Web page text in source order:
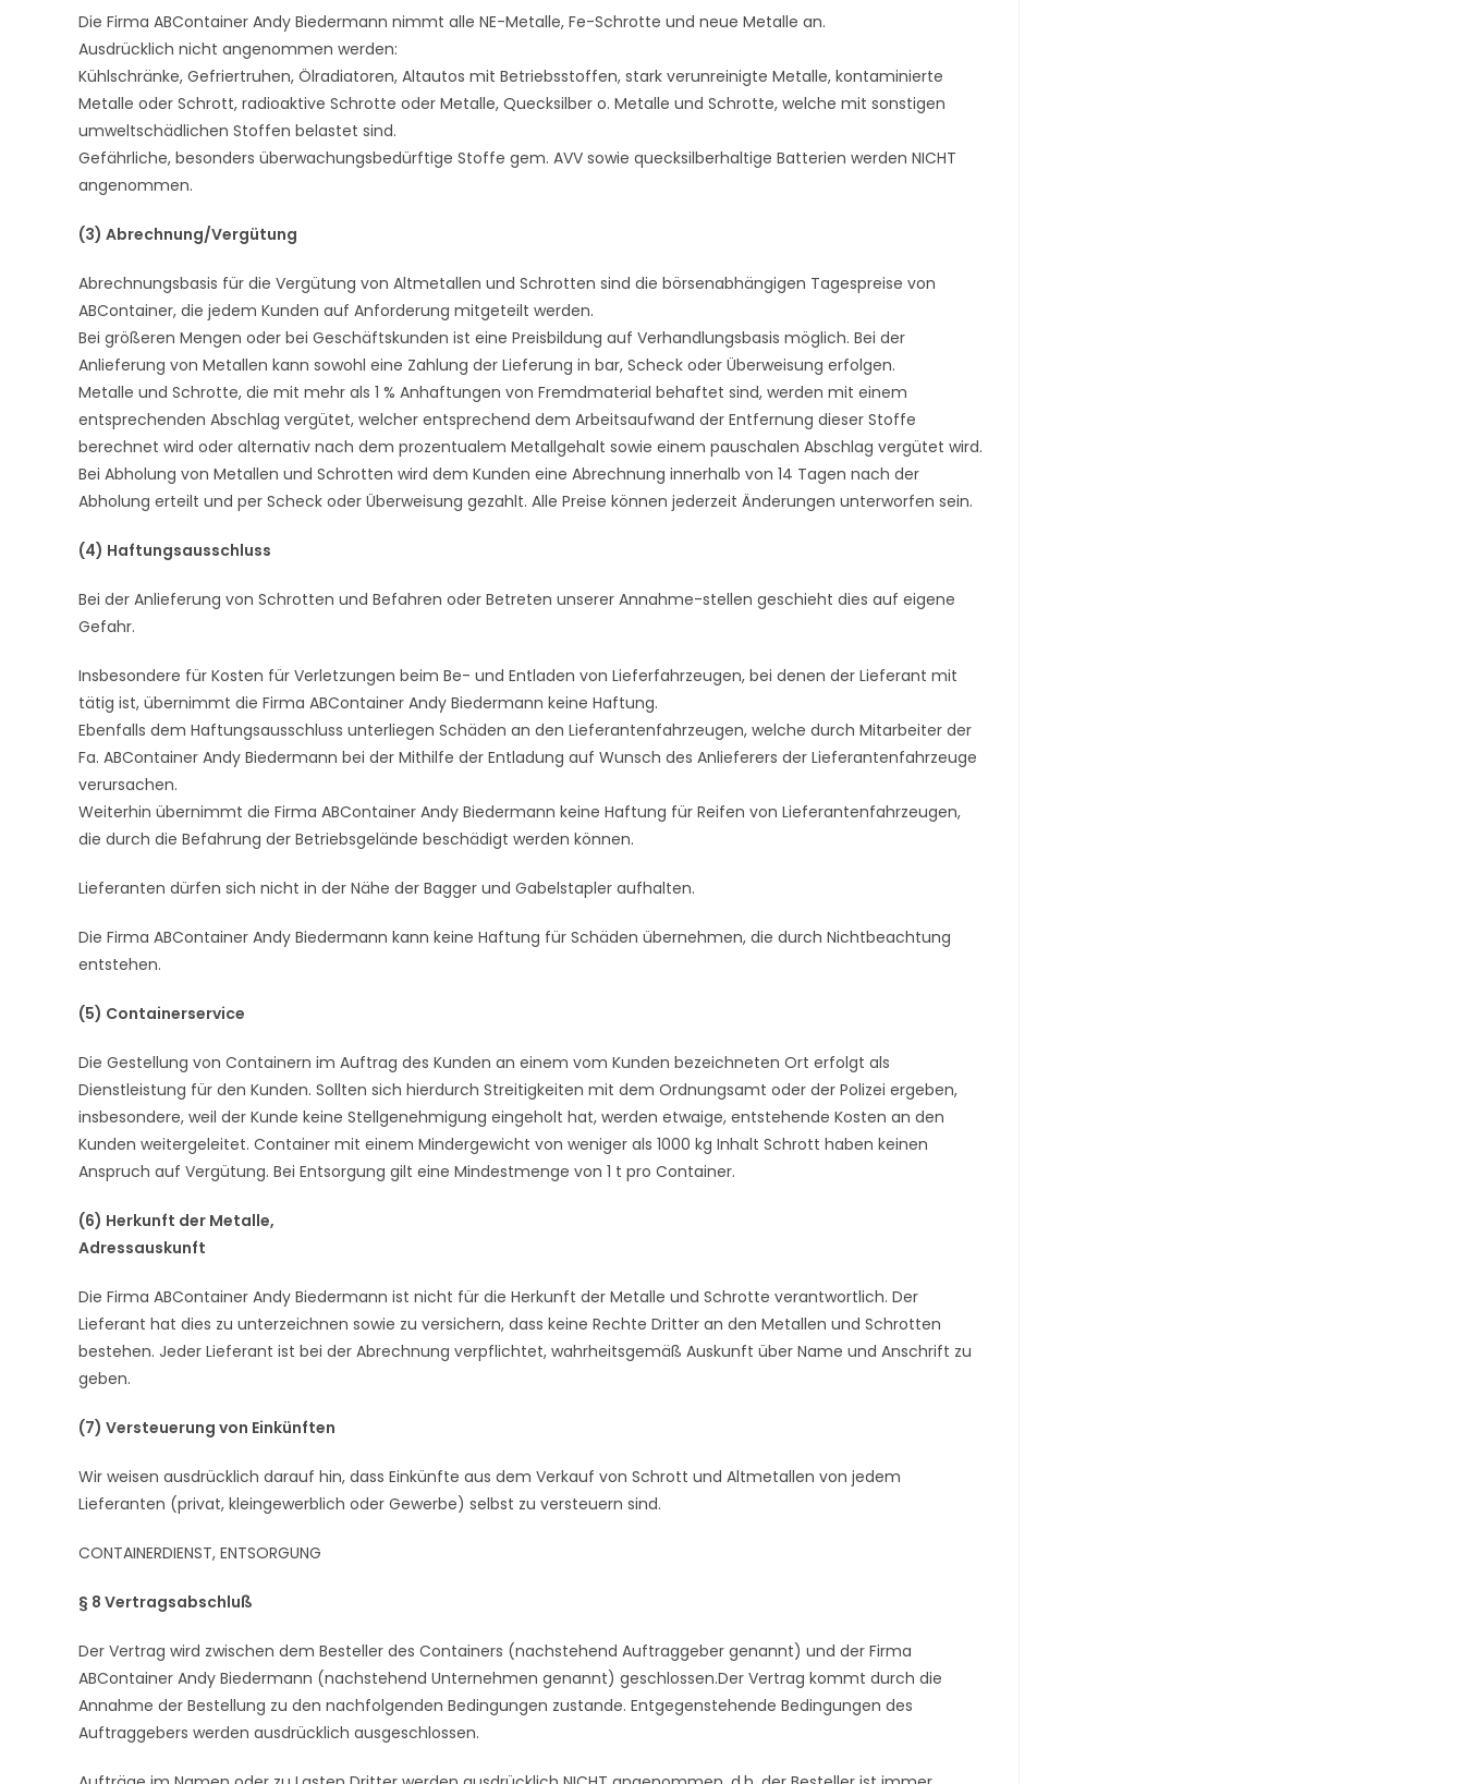
Die Firma ABContainer Andy Biedermann nimmt alle NE-Metalle, Fe-Schrotte und neue Metalle an.
Ausdrücklich nicht angenommen werden:
Kühlschränke, Gefriertruhen, Ölradiatoren, Altautos mit Betriebsstoffen, stark verunreinigte Metalle, kontaminierte
Metalle oder Schrott, radioaktive Schrotte oder Metalle, Quecksilber o. Metalle und Schrotte, welche mit sonstigen
umweltschädlichen Stoffen belastet sind.
Gefährliche, besonders überwachungsbedürftige Stoffe gem. AVV sowie quecksilberhaltige Batterien werden NICHT
angenommen.
(3) Abrechnung/Vergütung
Abrechnungsbasis für die Vergütung von Altmetallen und Schrotten sind die börsenabhängigen Tagespreise von
ABContainer, die jedem Kunden auf Anforderung mitgeteilt werden.
Bei größeren Mengen oder bei Geschäftskunden ist eine Preisbildung auf Verhandlungsbasis möglich. Bei der
Anlieferung von Metallen kann sowohl eine Zahlung der Lieferung in bar, Scheck oder Überweisung erfolgen.
Metalle und Schrotte, die mit mehr als 1 % Anhaftungen von Fremdmaterial behaftet sind, werden mit einem
entsprechenden Abschlag vergütet, welcher entsprechend dem Arbeitsaufwand der Entfernung dieser Stoffe
berechnet wird oder alternativ nach dem prozentualem Metallgehalt sowie einem pauschalen Abschlag vergütet wird.
Bei Abholung von Metallen und Schrotten wird dem Kunden eine Abrechnung innerhalb von 14 Tagen nach der
Abholung erteilt und per Scheck oder Überweisung gezahlt. Alle Preise können jederzeit Änderungen unterworfen sein.
(4) Haftungsausschluss
Bei der Anlieferung von Schrotten und Befahren oder Betreten unserer Annahme-stellen geschieht dies auf eigene
Gefahr.
Insbesondere für Kosten für Verletzungen beim Be- und Entladen von Lieferfahrzeugen, bei denen der Lieferant mit
tätig ist, übernimmt die Firma ABContainer Andy Biedermann keine Haftung.
Ebenfalls dem Haftungsausschluss unterliegen Schäden an den Lieferantenfahrzeugen, welche durch Mitarbeiter der
Fa. ABContainer Andy Biedermann bei der Mithilfe der Entladung auf Wunsch des Anlieferers der Lieferantenfahrzeuge
verursachen.
Weiterhin übernimmt die Firma ABContainer Andy Biedermann keine Haftung für Reifen von Lieferantenfahrzeugen,
die durch die Befahrung der Betriebsgelände beschädigt werden können.
Lieferanten dürfen sich nicht in der Nähe der Bagger und Gabelstapler aufhalten.
Die Firma ABContainer Andy Biedermann kann keine Haftung für Schäden übernehmen, die durch Nichtbeachtung
entstehen.
(5) Containerservice
Die Gestellung von Containern im Auftrag des Kunden an einem vom Kunden bezeichneten Ort erfolgt als
Dienstleistung für den Kunden. Sollten sich hierdurch Streitigkeiten mit dem Ordnungsamt oder der Polizei ergeben,
insbesondere, weil der Kunde keine Stellgenehmigung eingeholt hat, werden etwaige, entstehende Kosten an den
Kunden weitergeleitet. Container mit einem Mindergewicht von weniger als 1000 kg Inhalt Schrott haben keinen
Anspruch auf Vergütung. Bei Entsorgung gilt eine Mindestmenge von 1 t pro Container.
(6) Herkunft der Metalle,
Adressauskunft
Die Firma ABContainer Andy Biedermann ist nicht für die Herkunft der Metalle und Schrotte verantwortlich. Der
Lieferant hat dies zu unterzeichnen sowie zu versichern, dass keine Rechte Dritter an den Metallen und Schrotten
bestehen. Jeder Lieferant ist bei der Abrechnung verpflichtet, wahrheitsgemäß Auskunft über Name und Anschrift zu
geben.
(7) Versteuerung von Einkünften
Wir weisen ausdrücklich darauf hin, dass Einkünfte aus dem Verkauf von Schrott und Altmetallen von jedem
Lieferanten (privat, kleingewerblich oder Gewerbe) selbst zu versteuern sind.
CONTAINERDIENST, ENTSORGUNG
§ 8 Vertragsabschluß
Der Vertrag wird zwischen dem Besteller des Containers (nachstehend Auftraggeber genannt) und der Firma
ABContainer Andy Biedermann (nachstehend Unternehmen genannt) geschlossen.Der Vertrag kommt durch die
Annahme der Bestellung zu den nachfolgenden Bedingungen zustande. Entgegenstehende Bedingungen des
Auftraggebers werden ausdrücklich ausgeschlossen.